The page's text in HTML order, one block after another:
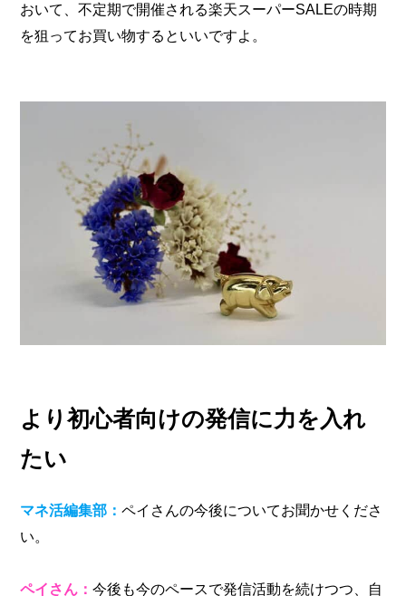
おいて、不定期で開催される楽天スーパーSALEの時期
を狙ってお買い物するといいですよ。
より初心者向けの発信に力を入れ
たい
マネ活編集部：ペイさんの今後についてお聞かせくださ
い。
ペイさん：今後も今のペースで発信活動を続けつつ、自